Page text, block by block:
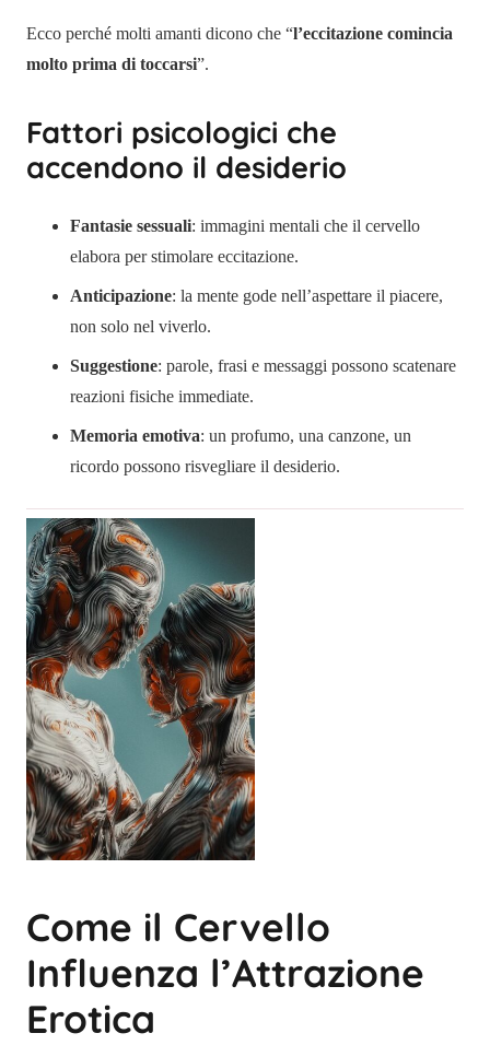
Ecco perché molti amanti dicono che “l’eccitazione comincia
molto prima di toccarsi”.
Fattori psicologici che
accendono il desiderio
Fantasie sessuali: immagini mentali che il cervello
elabora per stimolare eccitazione.
Anticipazione: la mente gode nell’aspettare il piacere,
non solo nel viverlo.
Suggestione: parole, frasi e messaggi possono scatenare
reazioni fisiche immediate.
Memoria emotiva: un profumo, una canzone, un
ricordo possono risvegliare il desiderio.
Come il Cervello
Influenza l’Attrazione
Erotica